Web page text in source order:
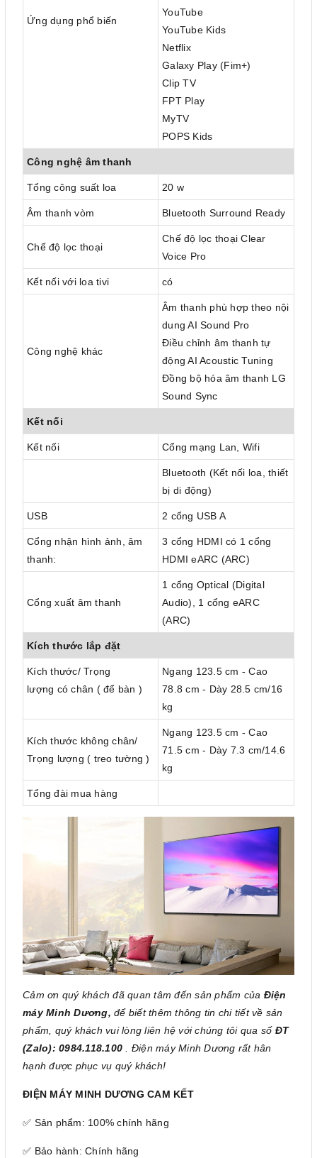
Ứng dụng phổ biến
YouTube
YouTube Kids
Netflix
Galaxy Play (Fim+)
Clip TV
FPT Play
MyTV
POPS Kids
Công nghệ âm thanh
Tổng công suất loa 20 w
Âm thanh vòm Bluetooth Surround Ready
Chế độ lọc thoại
Chế độ lọc thoại Clear
Voice Pro
Kết nối với loa tivi có
Công nghệ khác
Âm thanh phù hợp theo nội
dung AI Sound Pro
Điều chỉnh âm thanh tự
động AI Acoustic Tuning
Đồng bộ hóa âm thanh LG
Sound Sync
Kết nối
Kết nối Cổng mạng Lan, Wifi
Bluetooth (Kết nối loa, thiết
bị di động)
USB 2 cổng USB A
Cổng nhận hình ảnh, âm
thanh:
3 cổng HDMI có 1 cổng
HDMI eARC (ARC)
Cổng xuất âm thanh
1 cổng Optical (Digital
Audio), 1 cổng eARC
(ARC)
Kích thước lắp đặt
Kích thước/ Trọng
lượng có chân ( để bàn )
Ngang 123.5 cm - Cao
78.8 cm - Dày 28.5 cm/16
kg
Kích thước không chân/
Trọng lượng ( treo tường )
Ngang 123.5 cm - Cao
71.5 cm - Dày 7.3 cm/14.6
kg
Tổng đài mua hàng
Cảm ơn quý khách đã quan tâm đến sản phẩm của Điện
máy Minh Dương, để biết thêm thông tin chi tiết về sản
phẩm, quý khách vui lòng liên hệ với chúng tôi qua số ĐT
(Zalo): 0984.118.100. Điện máy Minh Dương rất hân
hạnh được phục vụ quý khách!
ĐIỆN MÁY MINH DƯƠNG CAM KẾT
✅ Sản phẩm: 100% chính hãng
✅ Bảo hành: Chính hãng